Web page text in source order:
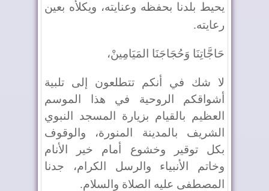
يحيط بلدنا بحفظه وعنايته، ويكلأه بعين
رعايته.
حَاجَّاتِنَا وَحُجَاجَنَا المَيَامِينْ،
لا شك في أنكم تتطلعون إلى تلبية
أشواقكم الروحية في هذا الموسم
العظيم بالقيام بزيارة المسجد النبوي
الشريف بالمدينة المنورة، والوقوف
بكل توقير وخشوع أمام خير الأنام
وخاتم الأنبياء والرسل الكرام، جدنا
المصطفى عليه الصلاة والسلام.